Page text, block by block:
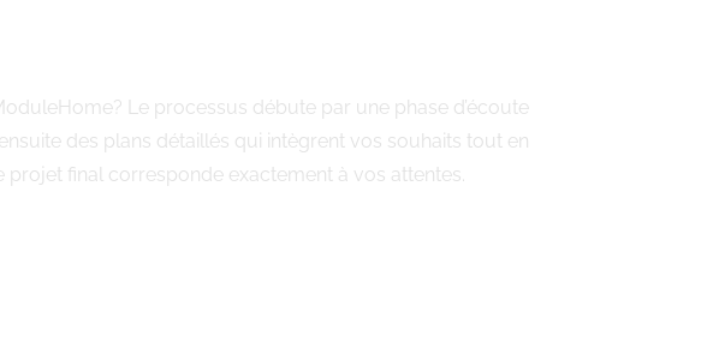
Le processus débute par une phase d’écoute
des plans détaillés qui intègrent vos souhaits tout en
final corresponde exactement à vos attentes.